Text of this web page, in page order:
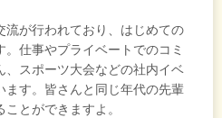
流が行われており、はじめての
仕事やプライベートでのコミ
、スポーツ大会などの社内イベ
ます。皆さんと同じ年代の先輩
とができますよ。